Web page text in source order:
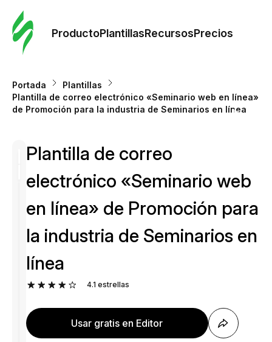
ProductoPlantillasRecursosPrecios
Portada
Plantillas
Plantilla de correo electrónico «Seminario web en línea»
de Promoción para la industria de Seminarios en línea
Plantilla de correo
electrónico «Seminario web
en línea» de Promoción para
la industria de Seminarios en
línea
4.1 estrellas
Usar gratis en Editor